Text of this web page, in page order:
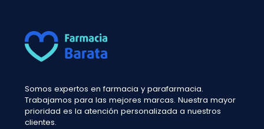
Somos expertos en farmacia y parafarmacia.
Trabajamos para las mejores marcas. Nuestra mayor
prioridad es la atención personalizada a nuestros
clientes.